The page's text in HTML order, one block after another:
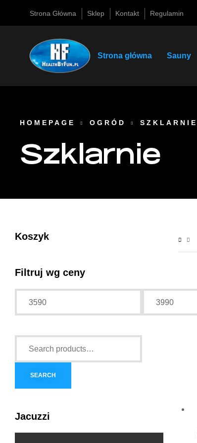
Strona Główna Sklep Kontakt Regulamin
Strona główna Sauny
HOMEPAGE OGRÓD SZKLARNIE
Szklarnie
Koszyk
Filtruj wg ceny
SEARCH
Jacuzzi